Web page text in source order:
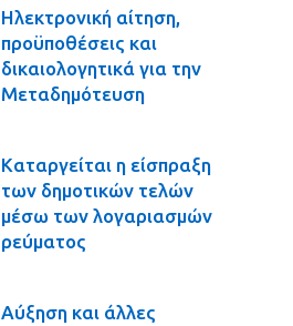
Ηλεκτρονική αίτηση,
προϋποθέσεις και
δικαιολογητικά για την
Μεταδημότευση
Καταργείται η είσπραξη
των δημοτικών τελών
μέσω των λογαριασμών
ρεύματος
Αύξηση και άλλες